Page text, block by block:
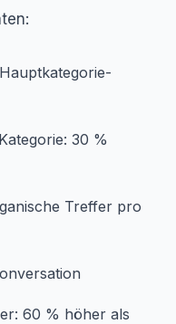
30 %
Treffer pro
60 % höher als